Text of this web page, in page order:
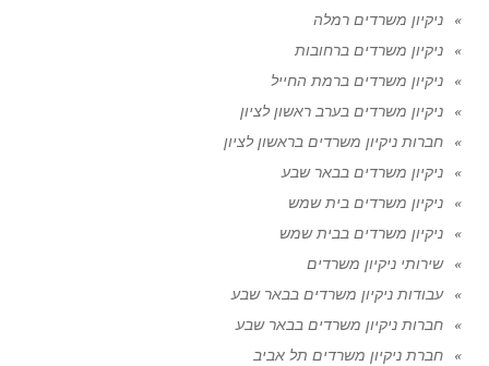
ניקיון משרדים רמלה
ניקיון משרדים ברחובות
ניקיון משרדים ברמת החייל
ניקיון משרדים בערב ראשון לציון
חברות ניקיון משרדים בראשון לציון
ניקיון משרדים בבאר שבע
ניקיון משרדים בית שמש
ניקיון משרדים בבית שמש
שירותי ניקיון משרדים
עבודות ניקיון משרדים בבאר שבע
חברות ניקיון משרדים בבאר שבע
חברת ניקיון משרדים תל אביב